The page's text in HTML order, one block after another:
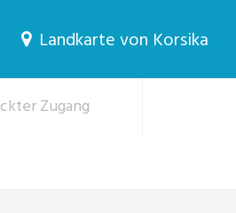
Landkarte von Korsika
Zugang